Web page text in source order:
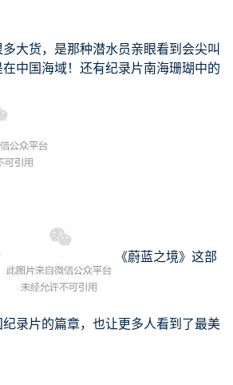
大货，是那种潜水员亲眼看到会尖叫
中国海域！还有纪录片南海珊瑚中的
《蔚蓝之境》这部
录片的篇章，也让更多人看到了最美